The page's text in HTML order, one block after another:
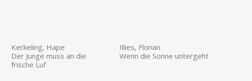
Kerkeling, Hape
Der Junge muss an die
frische Luf
Illies, Florian
Wenn die Sonne untergeht